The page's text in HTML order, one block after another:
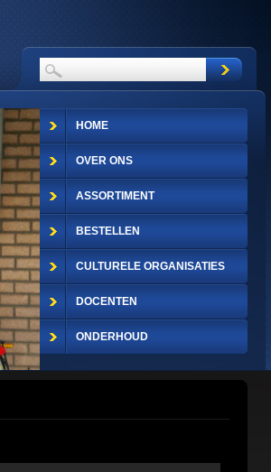
HOME
OVER ONS
ASSORTIMENT
BESTELLEN
CULTURELE ORGANISATIES
DOCENTEN
ONDERHOUD